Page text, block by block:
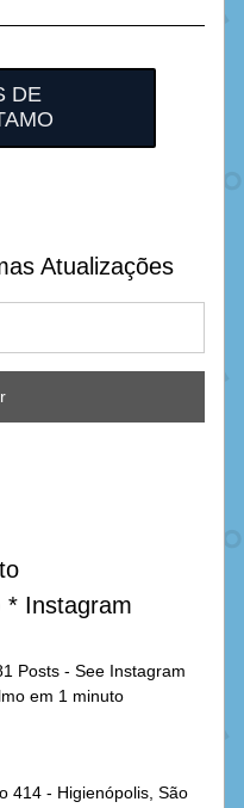
DE
Atualizações
* Instagram
Posts - See Instagram
em 1 minuto
414 - Higienópolis, São